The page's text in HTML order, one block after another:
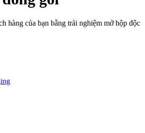
hàng của bạn bằng trải nghiệm mở hộp độc